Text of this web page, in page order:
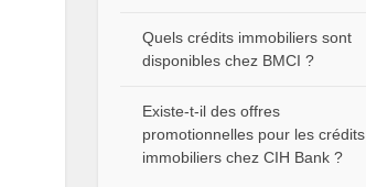
Quels crédits immobiliers sont
disponibles chez BMCI ?
Existe-t-il des offres
promotionnelles pour les crédits
immobiliers chez CIH Bank ?